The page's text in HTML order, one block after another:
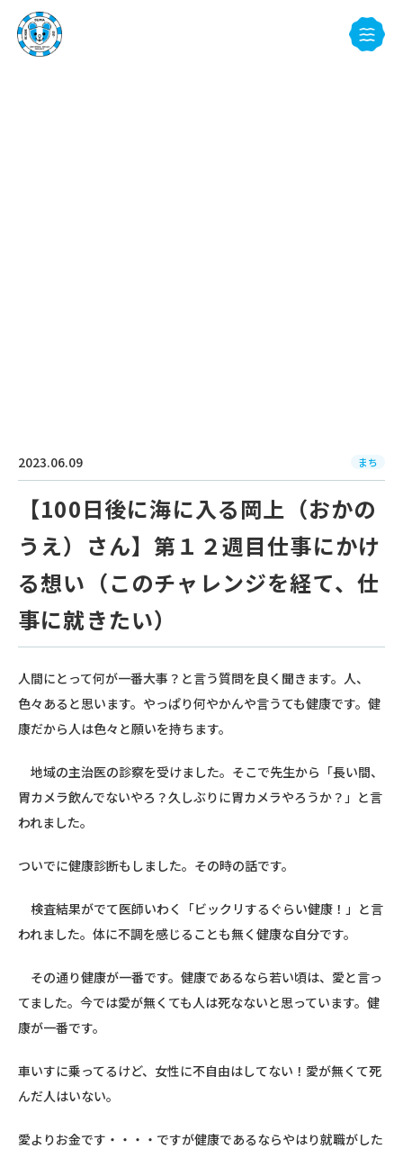
2023.06.09 まち
【100日後に海に入る岡上（おかの
うえ）さん】第１２週目仕事にかけ
る想い（このチャレンジを経て、仕
事に就きたい）
人間にとって何が一番大事？と言う質問を良く聞きます。人、
色々あると思います。やっぱり何やかんや言うても健康です。健
康だから人は色々と願いを持ちます。
地域の主治医の診察を受けました。そこで先生から「長い間、
胃カメラ飲んでないやろ？久しぶりに胃カメラやろうか？」と言
われました。
ついでに健康診断もしました。その時の話です。
検査結果がでて医師いわく「ビックリするぐらい健康！」と言
われました。体に不調を感じることも無く健康な自分です。
その通り健康が一番です。健康であるなら若い頃は、愛と言っ
てました。今では愛が無くても人は死なないと思っています。健
康が一番です。
車いすに乗ってるけど、女性に不自由はしてない！愛が無くて死
んだ人はいない。
愛よりお金です・・・・ですが健康であるならやはり就職がした